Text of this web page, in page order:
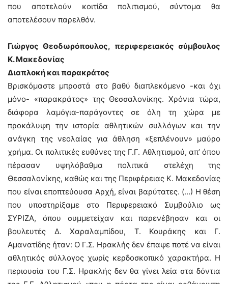
που αποτελούν κοιτίδα πολιτισμού, σύντομα θα
αποτελέσουν παρελθόν.
Γιώργος Θεοδωρόπουλος, περιφερειακός σύμβουλος
Κ. Μακεδονίας
Διαπλοκή και παρακράτος
Βρισκόμαστε μπροστά στο βαθύ διαπλεκόμενο -και όχι
μόνο- «παρακράτος» της Θεσσαλονίκης. Χρόνια τώρα,
διάφορα λαμόγια-παράγοντες σε όλη τη χώρα με
προκάλυψη την ιστορία αθλητικών συλλόγων και την
ανάγκη της νεολαίας για άθληση «ξεπλένουν» μαύρο
χρήμα. Οι πολιτικές ευθύνες της Γ.Γ. Αθλητισμού, απ’ όπου
πέρασαν υψηλόβαθμα πολιτικά στελέχη της
Θεσσαλονίκης, καθώς και της Περιφέρειας Κ. Μακεδονίας
που είναι εποπτεύουσα Αρχή, είναι βαρύτατες. (…) Η θέση
που υποστηρίξαμε στο Περιφερειακό Συμβούλιο ως
ΣΥΡΙΖΑ, όπου συμμετείχαν και παρενέβησαν και οι
βουλευτές Δ. Χαραλαμπίδου, Τ. Κουράκης και Γ.
Αμανατίδης ήταν: Ο Γ.Σ. Ηρακλής δεν έπαψε ποτέ να είναι
αθλητικός σύλλογος χωρίς κερδοσκοπικό χαρακτήρα. Η
περιουσία του Γ.Σ. Ηρακλής δεν θα γίνει λεία στα δόντια